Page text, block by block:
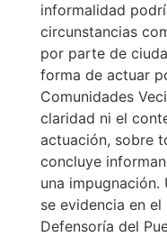
informalidad
circunstancias
por parte de
forma de actuar
Comunidades
claridad ni el
actuación, sobre
concluye
una
se evidencia en
Defensoría del